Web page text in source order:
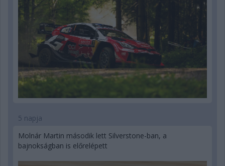
5 napja
Molnár Martin második lett Silverstone-ban, a
bajnokságban is előrelépett